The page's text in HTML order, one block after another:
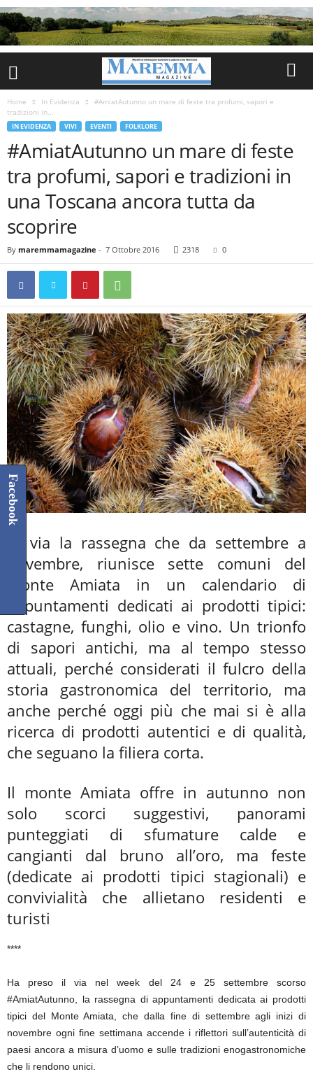
Home In Evidenza
#AmiatAutunno un mare di feste tra profumi, sapori e
tradizioni in...
IN EVIDENZA VIVI EVENTI FOLKLORE
#AmiatAutunno un mare di feste
tra profumi, sapori e tradizioni in
una Toscana ancora tutta da
scoprire
By maremmamagazine - 7 Ottobre 2016 2318 0
Al via la rassegna che da settembre a
novembre, riunisce sette comuni del
Monte Amiata in un calendario di
appuntamenti dedicati ai prodotti tipici:
castagne, funghi, olio e vino. Un trionfo
di sapori antichi, ma al tempo stesso
attuali, perché considerati il fulcro della
storia gastronomica del territorio, ma
anche perché oggi più che mai si è alla
ricerca di prodotti autentici e di qualità,
che seguano la filiera corta.
Il monte Amiata offre in autunno non
solo scorci suggestivi, panorami
punteggiati di sfumature calde e
cangianti dal bruno all’oro, ma feste
(dedicate ai prodotti tipici stagionali) e
convivialità che allietano residenti e
turisti
****
Ha preso il via nel week del 24 e 25 settembre scorso
#AmiatAutunno, la rassegna di appuntamenti dedicata ai prodotti
tipici del Monte Amiata, che dalla fine di settembre agli inizi di
novembre ogni fine settimana accende i riflettori sull’autenticità di
paesi ancora a misura d’uomo e sulle tradizioni enogastronomiche
che li rendono unici.
Facebook